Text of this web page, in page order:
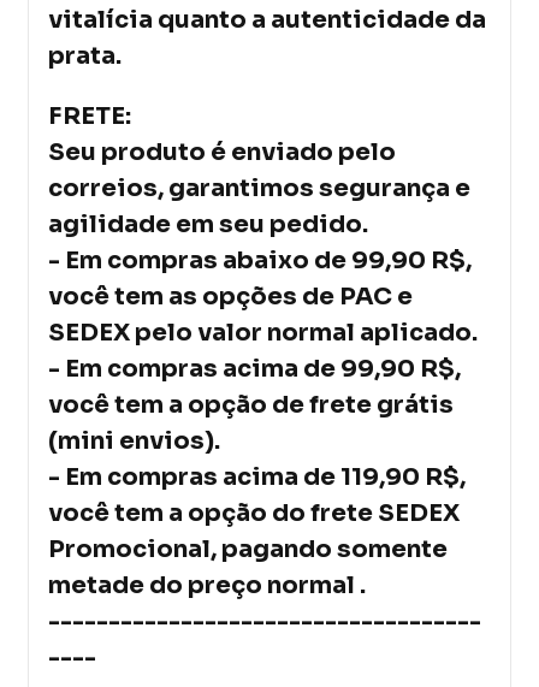
vitalícia quanto a autenticidade da
prata.
FRETE:
Seu produto é enviado pelo
correios, garantimos segurança e
agilidade em seu pedido.
- Em compras abaixo de 99,90 R$,
você tem as opções de PAC e
SEDEX pelo valor normal aplicado.
- Em compras acima de 99,90 R$,
você tem a opção de frete grátis
(mini envios).
- Em compras acima de 119,90 R$,
você tem a opção do frete SEDEX
Promocional, pagando somente
metade do preço normal .
------------------------------------
----